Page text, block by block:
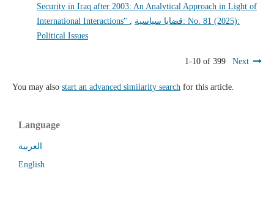
Security in Iraq after 2003: An Analytical Approach in Light of
International Interactions" , قضايا سياسية: No. 81 (2025):
Political Issues
1-10 of 399 Next
You may also start an advanced similarity searchfor this article.
Language
العربية
English